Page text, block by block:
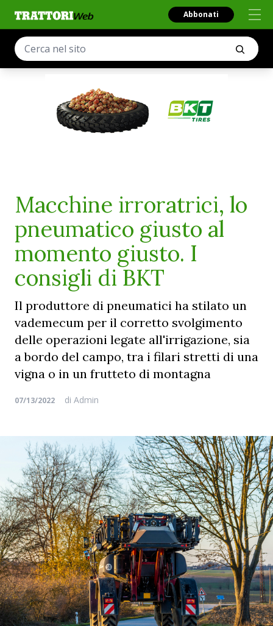
Abbonati
Macchine irroratrici, lo
pneumatico giusto al
momento giusto. I
consigli di BKT
Il produttore di pneumatici ha stilato un
vademecum per il corretto svolgimento
delle operazioni legate all'irrigazione, sia
a bordo del campo, tra i filari stretti di una
vigna o in un frutteto di montagna
07/13/2022 di Admin